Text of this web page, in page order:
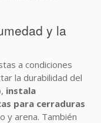
y la
a condiciones
la durabilidad del
instala
para cerraduras
y arena. También